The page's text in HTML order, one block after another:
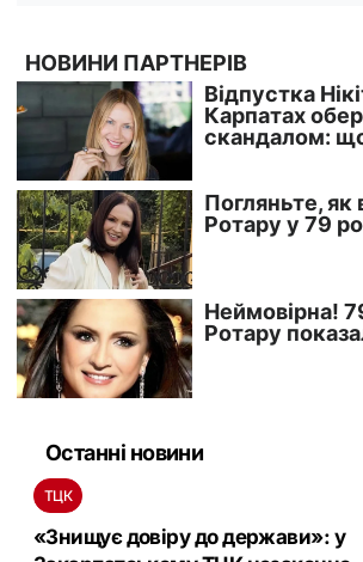
Останні новини
ТЦК
«Знищує довіру до держави»: у